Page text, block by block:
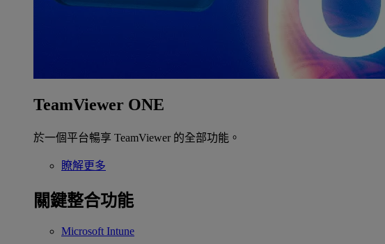
TeamViewer ONE
於一個平台暢享 TeamViewer 的全部功能。
瞭解更多
關鍵整合功能
Microsoft Intune